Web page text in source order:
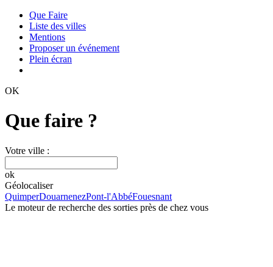
Que Faire
Liste des villes
Mentions
Proposer un événement
Plein écran
OK
Que faire ?
Votre ville :
ok
Géolocaliser
QuimperDouarnenezPont-l'AbbéFouesnant
Le moteur de recherche des sorties près de chez vous